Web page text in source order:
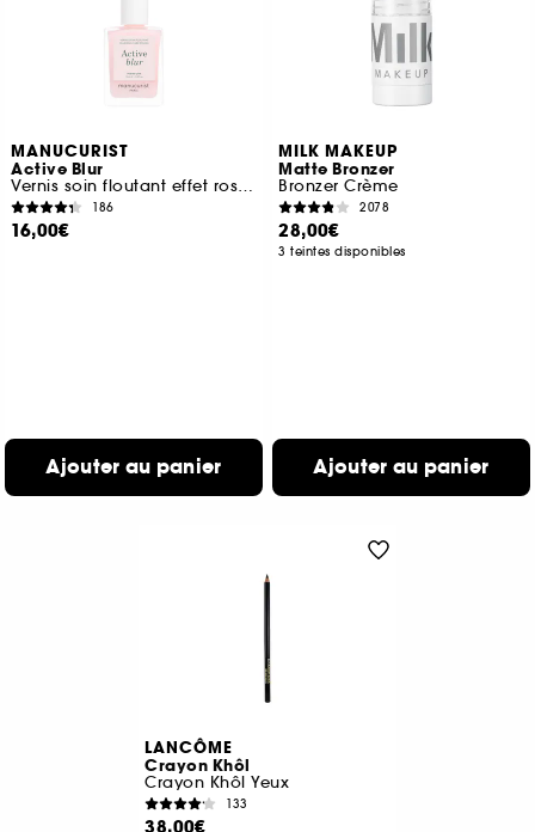
MANUCURIST
Active Blur
Vernis soin floutant effet rose mat
186
16,00€
Ajouter au panier
MILK MAKEUP
Matte Bronzer
Bronzer Crème
2078
28,00€
3 teintes disponibles
Ajouter au panier
LANCÔME
Crayon Khôl
Crayon Khôl Yeux
133
38,00€